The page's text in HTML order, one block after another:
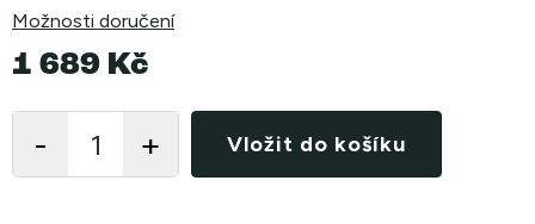
Možnosti doručení
1 689 Kč
cena:
Vložit do košíku